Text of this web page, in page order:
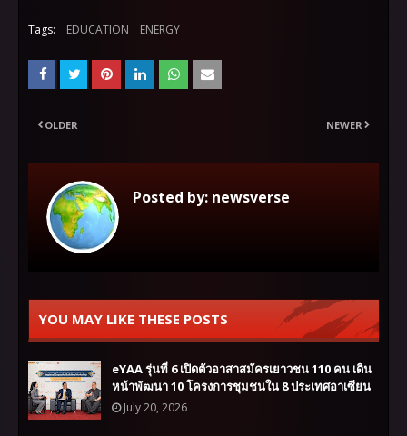
Tags: EDUCATION ENERGY
NEWER
OLDER
Posted by: newsverse
YOU MAY LIKE THESE POSTS
eYAA รุ่นที่ 6 เปิดตัวอาสาสมัครเยาวชน 110 คน เดิน
หน้าพัฒนา 10 โครงการชุมชนใน 8 ประเทศอาเซียน
July 20, 2026